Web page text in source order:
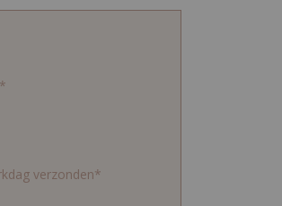
verzonden*